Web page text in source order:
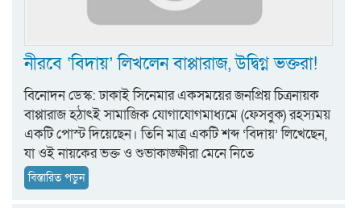
নীরবে ‘বিদায়’ লিখলেন বাপ্পারাজ, উদ্বিগ্ন ভক্তরা!
বিনোদন ডেস্ক: ঢাকাই সিনেমার একসময়ের জনপ্রিয় চিত্রনায়ক
বাপ্পারাজ হঠাৎই সামাজিক যোগাযোগমাধ্যমে (ফেসবুক) রহস্যময়
একটি পোস্ট দিয়েছেন। তিনি মাত্র একটি শব্দ ‘বিদায়’ লিখেছেন,
যা ওই নায়কের ভক্ত ও শুভাকাঙ্ক্ষীরা মেনে নিতে
বিস্তারিত পড়ুন